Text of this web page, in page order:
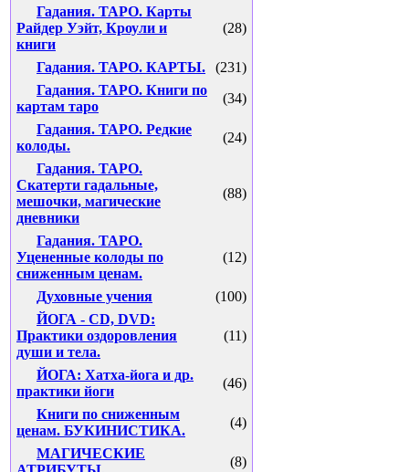
Гадания. ТАРО. Карты
Райдер Уэйт, Кроули и
книги
(28)
Гадания. ТАРО. КАРТЫ.
(231)
Гадания. ТАРО. Книги по
картам таро
(34)
Гадания. ТАРО. Редкие
колоды.
(24)
Гадания. ТАРО.
Скатерти гадальные,
мешочки, магические
дневники
(88)
Гадания. ТАРО.
Уцененные колоды по
сниженным ценам.
(12)
Духовные учения
(100)
ЙОГА - CD, DVD:
Практики оздоровления
души и тела.
(11)
ЙОГА: Хатха-йога и др.
практики йоги
(46)
Книги по сниженным
ценам. БУКИНИСТИКА.
(4)
МАГИЧЕСКИЕ
(8)